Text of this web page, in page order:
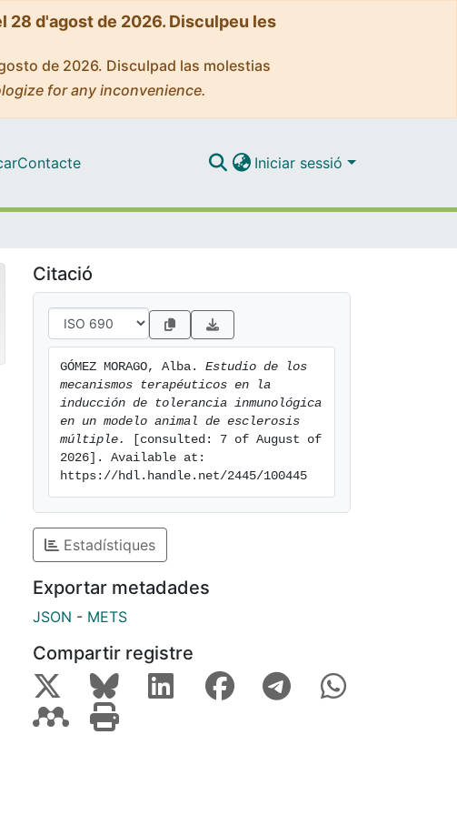
28 d'agost de 2026. Disculpeu les
de 2026. Disculpad las molestias
for any inconvenience.
Contacte Iniciar sessió
Citació
GÓMEZ MORAGO, Alba. Estudio de los
mecanismos terapéuticos en la
inducción de tolerancia inmunológica
en un modelo animal de esclerosis
múltiple.
[consulted: 7 of August of
2026]. Available at:
https://hdl.handle.net/2445/100445
Estadístiques
Exportar metadades
JSON - METS
Compartir registre